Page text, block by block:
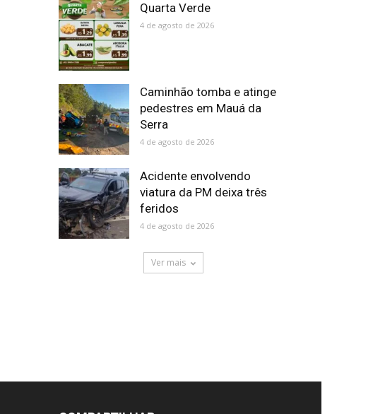
Quarta Verde
4 de agosto de 2026
Caminhão tomba e atinge
pedestres em Mauá da
Serra
4 de agosto de 2026
Acidente envolvendo
viatura da PM deixa três
feridos
4 de agosto de 2026
Ver mais